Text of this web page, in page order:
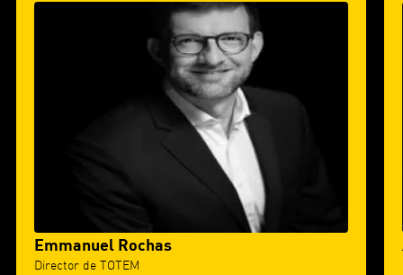
Emmanuel Rochas
Director de TOTEM